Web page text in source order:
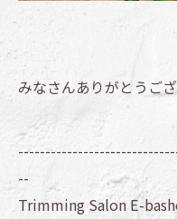
みなさんありがとうご
--
Trimming Salon E-